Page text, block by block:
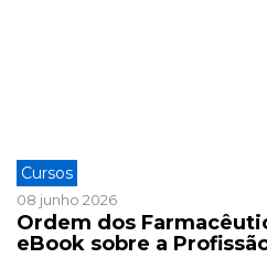
Cursos
08 junho 2026
Ordem dos
eBook sobre a